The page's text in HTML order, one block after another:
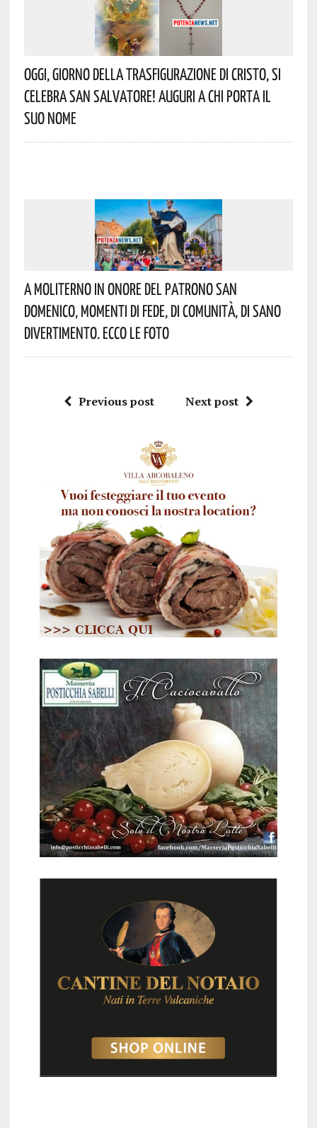
Oggi, Giorno Della Trasfigurazione Di Cristo, Si
Celebra San Salvatore! Auguri A Chi Porta Il
Suo Nome
A Moliterno In Onore Del Patrono San
Domenico, Momenti Di Fede, Di Comunità, Di Sano
Divertimento. Ecco Le Foto
Previous post Next post